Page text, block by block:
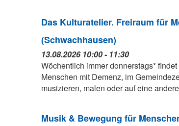
Das Kulturatelier. Freiraum für
(Schwachhausen)
13.08.2026 10:00 - 11:30
Wöchentlich immer donnerstags*
Menschen mit Demenz, im
musizieren, malen oder auf eine
Musik & Bewegung für